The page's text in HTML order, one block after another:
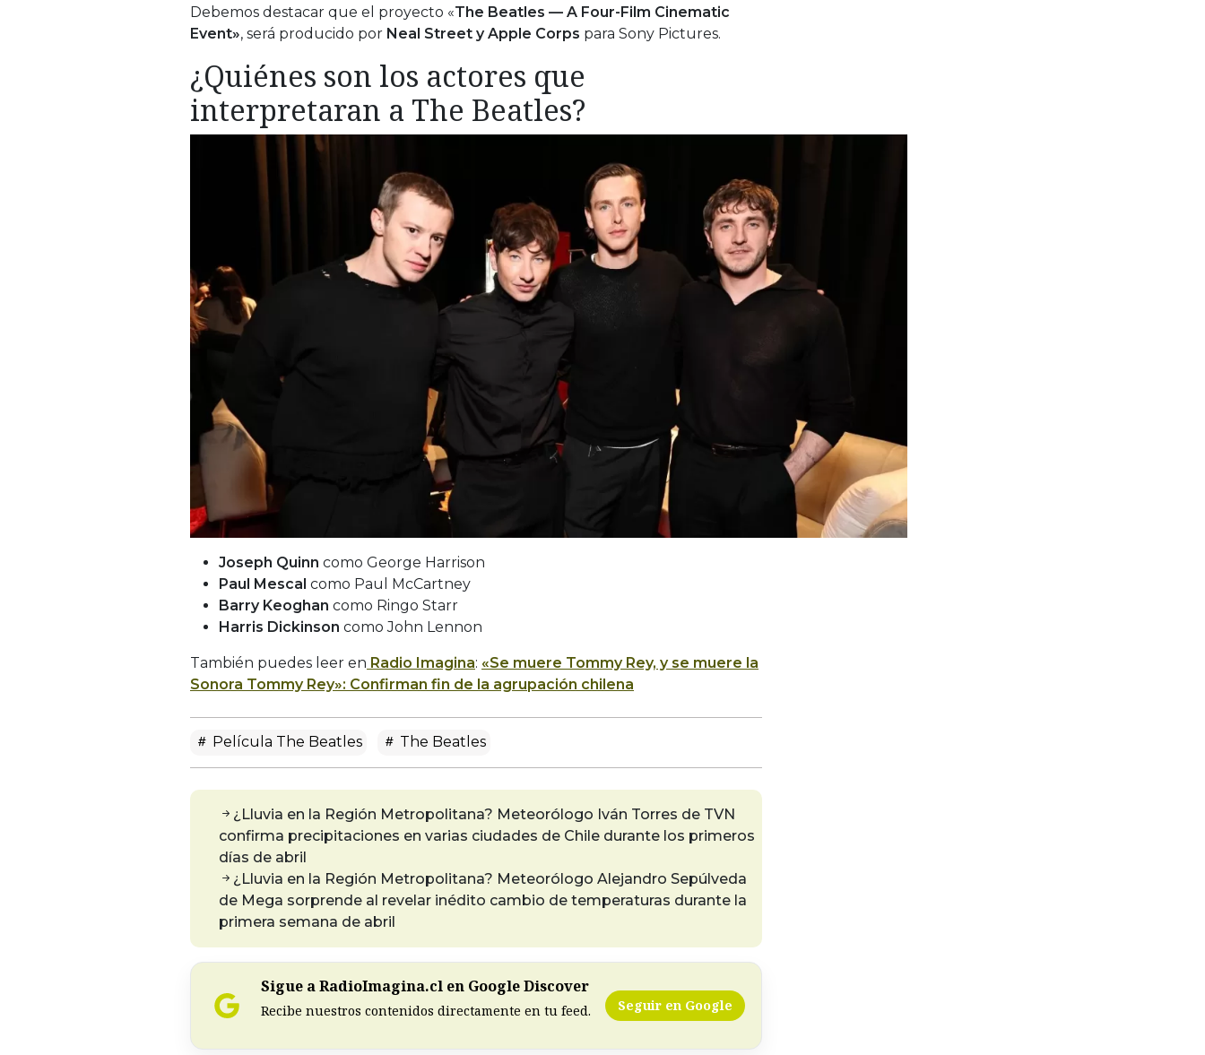
Debemos destacar que el proyecto «The Beatles — A Four-Film Cinematic
Event», será producido por Neal Street y Apple Corps para Sony Pictures.
¿Quiénes son los actores que
interpretaran a The Beatles?
Joseph Quinn como George Harrison
Paul Mescal como Paul McCartney
Barry Keoghan como Ringo Starr
Harris Dickinson como John Lennon
También puedes leer en Radio Imagina: «Se muere Tommy Rey, y se muere la
Sonora Tommy Rey»: Confirman fin de la agrupación chilena
Película The Beatles The Beatles
¿Lluvia en la Región Metropolitana? Meteorólogo Iván Torres de TVN
confirma precipitaciones en varias ciudades de Chile durante los primeros
días de abril
¿Lluvia en la Región Metropolitana? Meteorólogo Alejandro Sepúlveda
de Mega sorprende al revelar inédito cambio de temperaturas durante la
primera semana de abril
Sigue a RadioImagina.cl en Google Discover
Recibe nuestros contenidos directamente en tu feed. Seguir en Google